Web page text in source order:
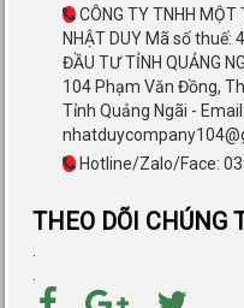
CÔNG TY TNHH MỘT
NHẬT DUY Mã số thuế:
ĐẦU TƯ TỈNH QUẢNG
104 Phạm Văn Đồng,
Tỉnh Quảng Ngãi - Email:
Hotline/Zalo/Face:
THEO DÕI CHÚNG